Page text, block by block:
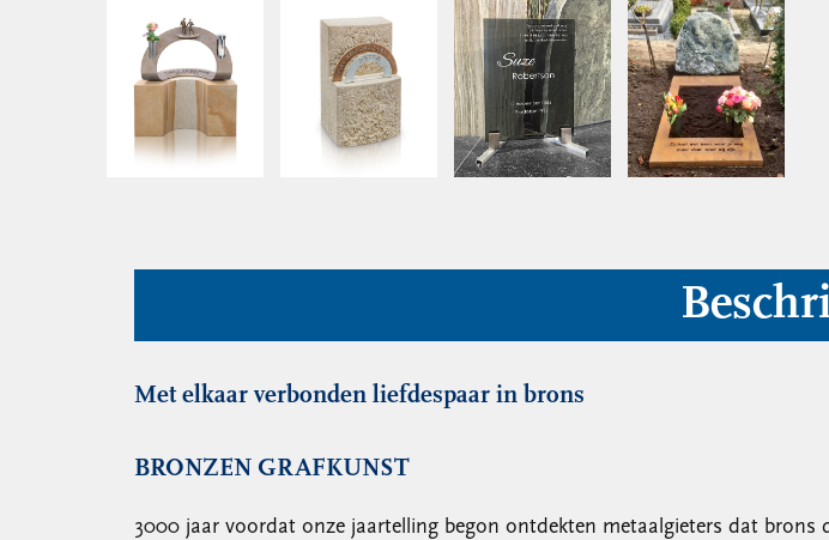
Met elkaar verbonden liefdespaar in brons
BRONZEN GRAFKUNST
3000 jaar voordat onze jaartelling begon ontdekten metaalgieters dat